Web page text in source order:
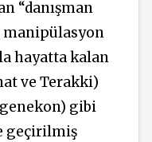
“danışman
manipülasyon
hayatta kalan
ve Terakki)
gibi
geçirilmiş